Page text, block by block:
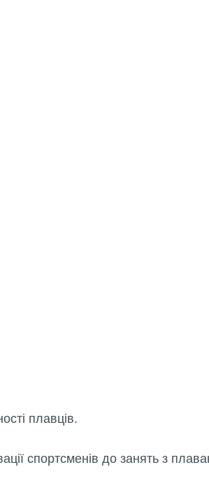
плавців.
спортсменів до занять з